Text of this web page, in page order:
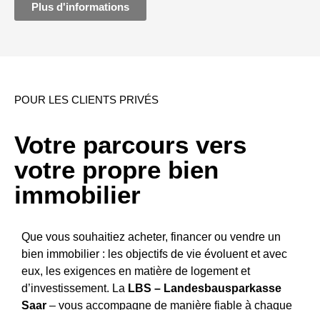
Plus d'informations
POUR LES CLIENTS PRIVÉS
Votre parcours vers
votre propre bien
immobilier
Que vous souhaitiez acheter, financer ou vendre un
bien immobilier : les objectifs de vie évoluent et avec
eux, les exigences en matière de logement et
d’investissement. La LBS – Landesbausparkasse
Saar – vous accompagne de manière fiable à chaque